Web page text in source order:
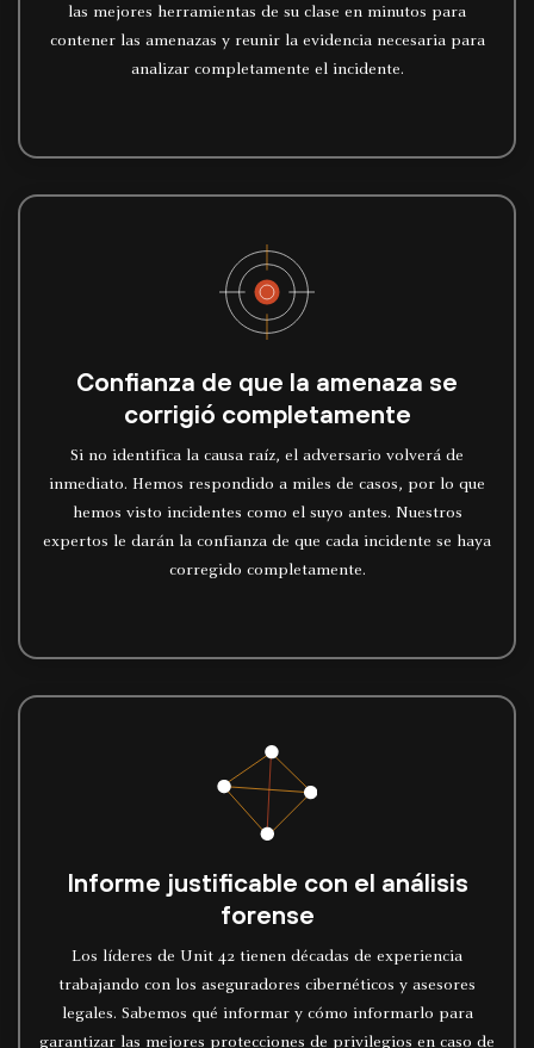
las mejores herramientas de su clase en minutos para
contener las amenazas y reunir la evidencia necesaria para
analizar completamente el incidente.
Confianza de que la amenaza se
corrigió completamente
Si no identifica la causa raíz, el adversario volverá de
inmediato. Hemos respondido a miles de casos, por lo que
hemos visto incidentes como el suyo antes. Nuestros
expertos le darán la confianza de que cada incidente se haya
corregido completamente.
Informe justificable con el análisis
forense
Los líderes de Unit 42 tienen décadas de experiencia
trabajando con los aseguradores cibernéticos y asesores
legales. Sabemos qué informar y cómo informarlo para
garantizar las mejores protecciones de privilegios en caso de